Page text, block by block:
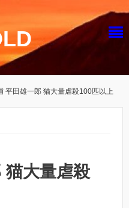
平田雄一郎 猫大量虐殺100匹以上
猫大量虐殺